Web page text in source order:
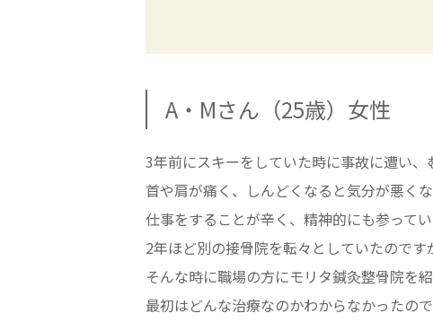
A・Mさん（25歳）女性
3年前にスキーをしていた時に事故に遭い、
首や肩が痛く、しんどくなると気分が悪く
仕事をすることが辛く、精神的にも参ってい
2年ほど別の接骨院を転々としていたので
そんな時に職場の方にモリタ鍼灸整骨院を
最初はどんな治療なのかわからなかったの